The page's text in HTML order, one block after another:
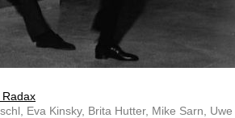
Eva Kinsky, Brita Hutter, Mike Sarn, Uwe